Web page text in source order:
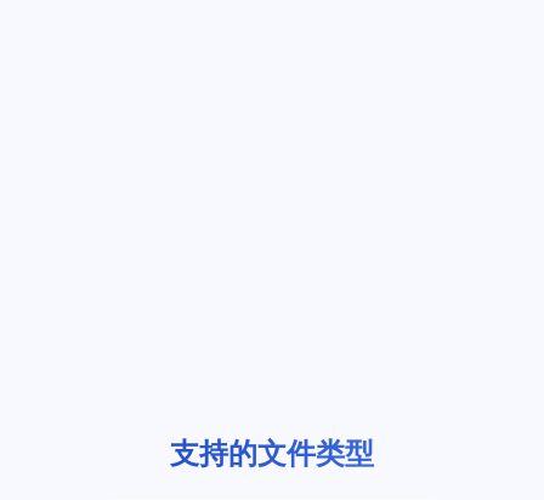
支持的文件类型